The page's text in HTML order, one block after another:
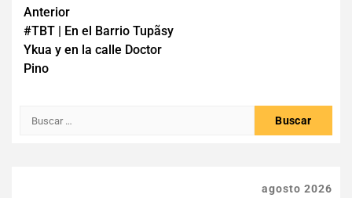
Navegación
de
entradas
Anterior
#TBT | En el Barrio Tupãsy
Ykua y en la calle Doctor
Pino
Buscar:
agosto 2026